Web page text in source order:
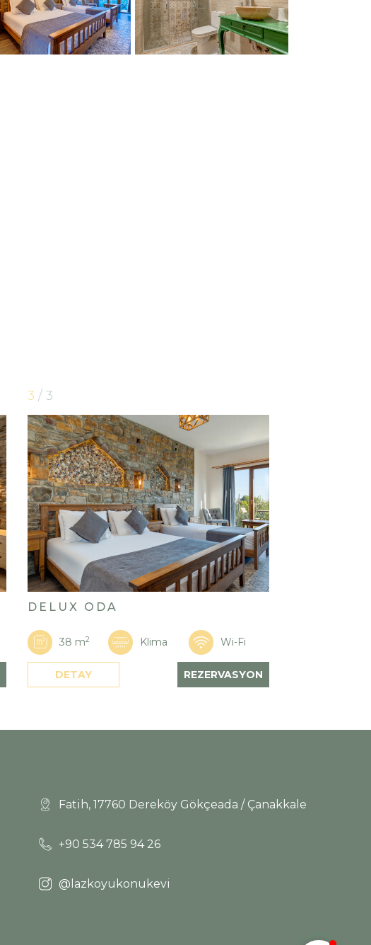
3 / 3
DELUX ODA
38 m2 Klima Wi-Fi
DETAY REZERVASYON
Fatih, 17760 Dereköy Gökçeada / Çanakkale
+90 534 785 94 26
@lazkoyukonukevi